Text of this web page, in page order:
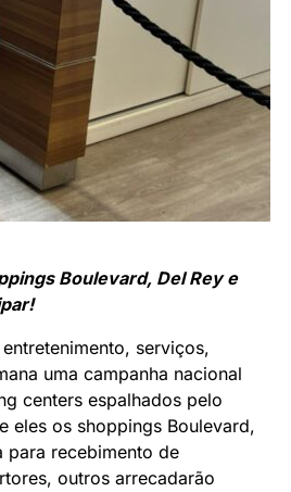
Boulevard, Del Rey e
serviços,
uma campanha nacional
centers espalhados pelo
eles os shoppings Boulevard,
para recebimento de
outros arrecadarão